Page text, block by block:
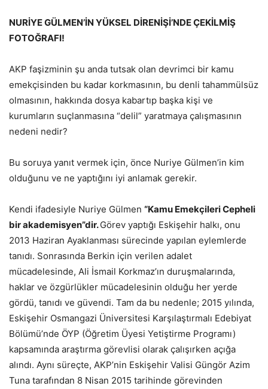
NURİYE GÜLMEN’İN YÜKSEL DİRENİŞİ’NDE ÇEKİLMİŞ
FOTOĞRAFI!
AKP faşizminin şu anda tutsak olan devrimci bir kamu
emekçisinden bu kadar korkmasının, bu denli tahammülsüz
olmasının, hakkında dosya kabartıp başka kişi ve
kurumların suçlanmasına “delil” yaratmaya çalışmasının
nedeni nedir?
Bu soruya yanıt vermek için, önce Nuriye Gülmen’in kim
olduğunu ve ne yaptığını iyi anlamak gerekir.
Kendi ifadesiyle Nuriye Gülmen “Kamu Emekçileri Cepheli
bir akademisyen”dir.Görev yaptığı Eskişehir halkı, onu
2013 Haziran Ayaklanması sürecinde yapılan eylemlerde
tanıdı. Sonrasında Berkin için verilen adalet
mücadelesinde, Ali İsmail Korkmaz’ın duruşmalarında,
haklar ve özgürlükler mücadelesinin olduğu her yerde
gördü, tanıdı ve güvendi. Tam da bu nedenle; 2015 yılında,
Eskişehir Osmangazi Üniversitesi Karşılaştırmalı Edebiyat
Bölümü’nde ÖYP (Öğretim Üyesi Yetiştirme Programı)
kapsamında araştırma görevlisi olarak çalışırken açığa
alındı. Aynı süreçte, AKP’nin Eskişehir Valisi Güngör Azim
Tuna tarafından 8 Nisan 2015 tarihinde görevinden